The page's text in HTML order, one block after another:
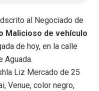
al Negociado de
Malicioso de vehículo
de hoy, en la calle
Aguada.
Liz Mercado de 25
Venue, color negro,